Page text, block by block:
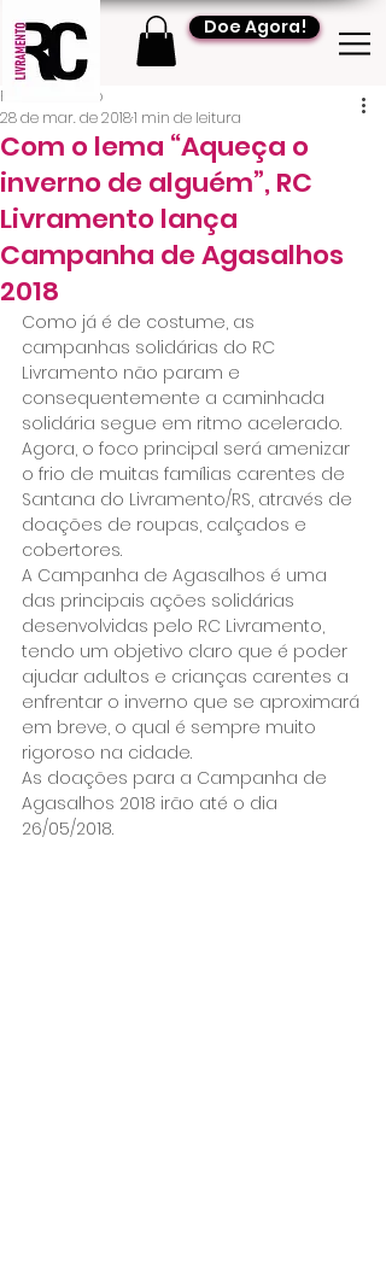
Doe Agora!
Com o lema “Aqueça o
inverno de alguém”, RC
Livramento lança
Campanha de Agasalhos
2018
RC Livramento
28 de mar. de 20181 min de leitura
Como já é de costume, as
campanhas solidárias do RC
Livramento não param e
consequentemente a caminhada
solidária segue em ritmo acelerado.
Agora, o foco principal será amenizar
o frio de muitas famílias carentes de
Santana do Livramento/RS, através de
doações de roupas, calçados e
cobertores.
A Campanha de Agasalhos é uma
das principais ações solidárias
desenvolvidas pelo RC Livramento,
tendo um objetivo claro que é poder
ajudar adultos e crianças carentes a
enfrentar o inverno que se aproximará
em breve, o qual é sempre muito
rigoroso na cidade.
As doações para a Campanha de
Agasalhos 2018 irão até o dia
26/05/2018.